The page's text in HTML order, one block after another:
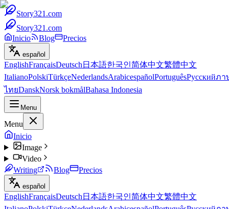
Story321.com
Story321.com
Inicio
Blog Precios
español
EnglishFrançaisDeutsch 日本語한국인简体中文繁體中文
ItalianoPolskiTürkçeNederlandsArabicespañolPortuguêsРусскийภา
ไทยDanskNorsk bokmålBahasa Indonesia
Menu
Menu
Inicio
Image
Video
Writing
Blog Precios
español
EnglishFrançaisDeutsch 日本語한국인简体中文繁體中文